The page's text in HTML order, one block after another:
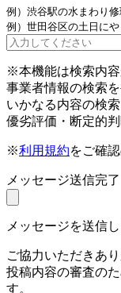
例）渋谷駅の水まわり
例）世田谷区の土日に
※本機能は検索内容
事業者情報の検索
いかなる内容の検
優劣評価・断定的
※利用規約をご確
メッセージ送信完了
メッセージを送信し
ご協力いただきあ
投稿内容の審査の
す。